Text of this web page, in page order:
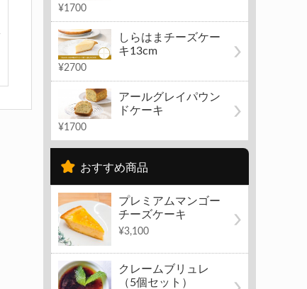
¥1700
しらはまチーズケー
キ13cm
¥2700
アールグレイパウン
ドケーキ
¥1700
おすすめ商品
プレミアムマンゴー
チーズケーキ
¥3,100
クレームブリュレ
（5個セット）